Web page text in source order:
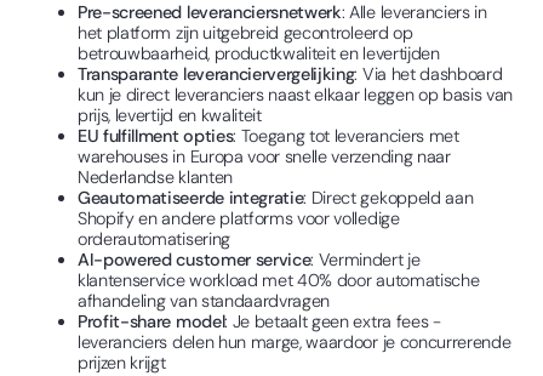
Pre-screened leveranciersnetwerk: Alle leveranciers in
het platform zijn uitgebreid gecontroleerd op
betrouwbaarheid, productkwaliteit en levertijden
Transparante leveranciervergelijking: Via het dashboard
kun je direct leveranciers naast elkaar leggen op basis van
prijs, levertijd en kwaliteit
EU fulfillment opties: Toegang tot leveranciers met
warehouses in Europa voor snelle verzending naar
Nederlandse klanten
Geautomatiseerde integratie: Direct gekoppeld aan
Shopify en andere platforms voor volledige
orderautomatisering
AI-powered customer service: Vermindert je
klantenservice workload met 40% door automatische
afhandeling van standaardvragen
Profit-share model: Je betaalt geen extra fees -
leveranciers delen hun marge, waardoor je concurrerende
prijzen krijgt